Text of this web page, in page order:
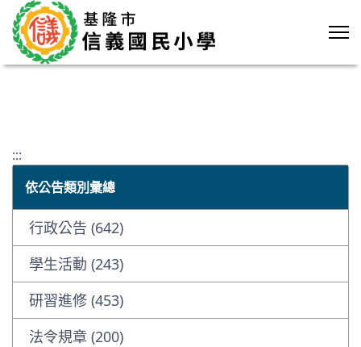
:::
依公告類別彙總
行政公告 (642)
學生活動 (243)
研習進修 (453)
法令規章 (200)